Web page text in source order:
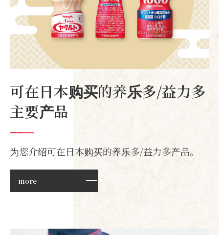
可在日本购买的养乐多/益力多
主要产品
为您介绍可在日本购买的养乐多/益力多产品。
more